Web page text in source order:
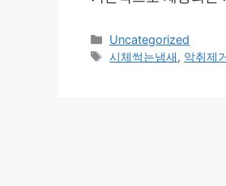
Categories
Uncategorized
Tags
시체썩는냄새, 악취제